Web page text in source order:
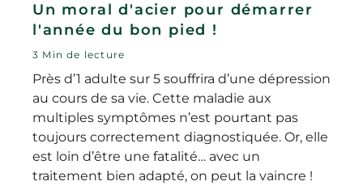
Un moral d'acier pour démarrer
l'année du bon pied !
3 Min de lecture
Près d’1 adulte sur 5 souffrira d’une dépression
au cours de sa vie. Cette maladie aux
multiples symptômes n’est pourtant pas
toujours correctement diagnostiquée. Or, elle
est loin d’être une fatalité… avec un
traitement bien adapté, on peut la vaincre !